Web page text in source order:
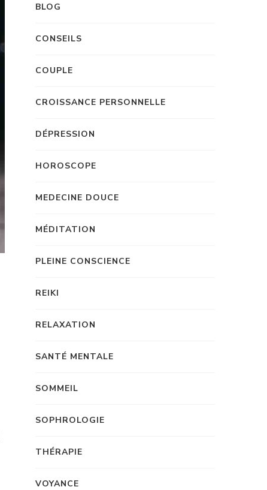
BLOG
CONSEILS
COUPLE
CROISSANCE PERSONNELLE
DÉPRESSION
HOROSCOPE
MEDECINE DOUCE
MÉDITATION
PLEINE CONSCIENCE
REIKI
RELAXATION
SANTÉ MENTALE
SOMMEIL
SOPHROLOGIE
THÉRAPIE
VOYANCE